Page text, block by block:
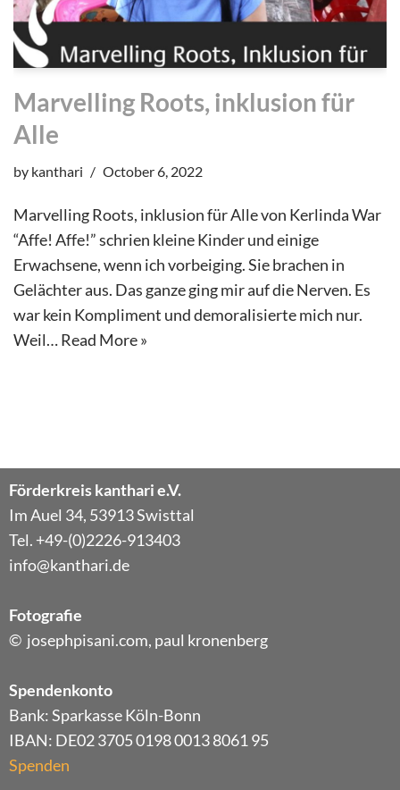
Marvelling Roots, inklusion für
Alle
by kanthari October 6, 2022
Marvelling Roots, inklusion für Alle von Kerlinda War
“Affe! Affe!” schrien kleine Kinder und einige
Erwachsene, wenn ich vorbeiging. Sie brachen in
Gelächter aus. Das ganze ging mir auf die Nerven. Es
war kein Kompliment und demoralisierte mich nur.
Weil…Read More »
Förderkreis kanthari e.V.
Im Auel 34, 53913 Swisttal
Tel. +49-(0)2226-913403
info@kanthari.de
Fotografie
© josephpisani.com, paul kronenberg
Spendenkonto
Bank: Sparkasse Köln-Bonn
IBAN: DE02 3705 0198 0013 8061 95
Spenden